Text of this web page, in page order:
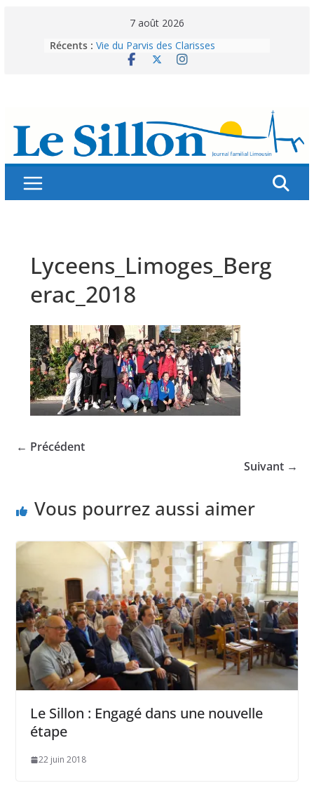
7 août 2026
Récents : Vie du Parvis des Clarisses
La brochure « Des vacances
Splendeurs murales de nos églises
Abonnez-vous ! Réabonnez-vous !
Lyceens_Limoges_Berg
erac_2018
← Précédent
Suivant →
Vous pourrez aussi aimer
Le Sillon : Engagé dans une nouvelle
étape
22 juin 2018